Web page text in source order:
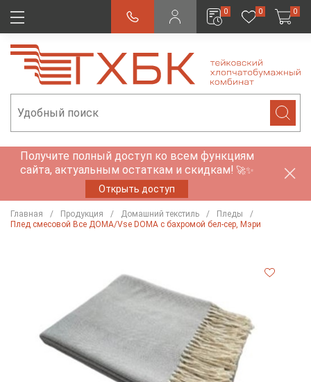
0 0 0
Получите полный доступ ко всем функциям
сайта, актуальным остаткам и скидкам! 🚀✨
Открыть доступ
Главная Продукция Домашний текстиль
Пледы
Плед смесовой Все ДOMA/Vse DOMA с бахромой бел-сер, Мэри